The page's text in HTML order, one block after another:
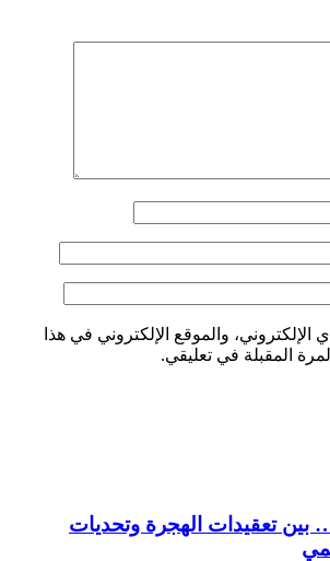
والموقع الإلكتروني في هذا
المقبلة في تعليقي.
بين تعقيدات الهجرة وتحديات